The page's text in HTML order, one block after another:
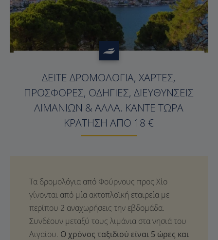
?>
ΔΕΊΤΕ ΔΡΟΜΟΛΌΓΙΑ, ΧΆΡΤΕΣ,
ΠΡΟΣΦΟΡΈΣ, ΟΔΗΓΊΕΣ, ΔΙΕΥΘΎΝΣΕΙΣ
ΛΙΜΑΝΙΏΝ & ΆΛΛΑ. ΚΆΝΤΕ ΤΏΡΑ
ΚΡΆΤΗΣΗ ΑΠΌ 18 €
Ο χρόνος ταξιδιού είναι 5 ώρες και